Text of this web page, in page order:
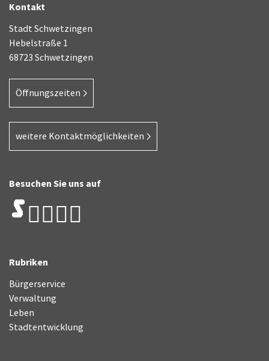
Kontakt
Stadt Schwetzingen
Hebelstraße 1
68723 Schwetzingen
Öffnungszeiten
weitere Kontaktmöglichkeiten
Besuchen Sie uns auf
Rubriken
Bürgerservice
Verwaltung
Leben
Stadtentwicklung